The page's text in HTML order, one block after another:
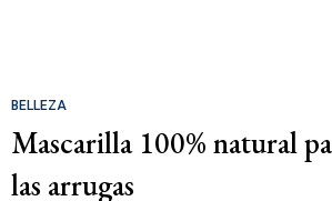
BELLEZA
Mascarilla 100% natural
las arrugas